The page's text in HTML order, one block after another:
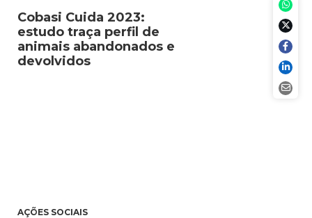
Cobasi Cuida 2023:
estudo traça perfil de
animais abandonados e
devolvidos
AÇÕES SOCIAIS